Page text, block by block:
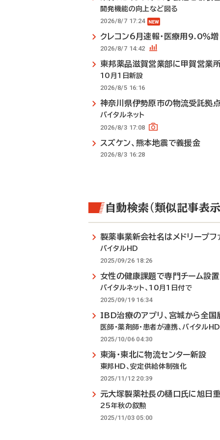
開発機能の向上など図る
2026/8/7 17:24
クレコン6月速報・医療用9.0％増
2026/8/7 14:42
東邦薬品滋賀営業部に甲賀営業
10月1日新設
2026/8/5 16:16
神奈川県伊勢原市の物流受託拠
バイタルネット
2026/8/3 17:08
スズケン、熊本地震で義援金
2026/8/3 16:28
自動検索（類似記事表示
製薬事業新会社名はメドリープフ
バイタルHD
2025/09/26 18:26
女性の健康課題で専門チーム設置
バイタルネット、10月1日付で
2025/09/19 16:34
IBD治療のアプリ、宮城から全国
医師・薬剤師・患者が連携、バイタルHD
2025/10/06 04:30
東海・東北に物流センター新設
東邦HD、安定供給体制強化
2025/11/12 20:39
元大塚製薬社長の樋口氏に旭日
25年秋の叙勲
2025/11/03 05:00